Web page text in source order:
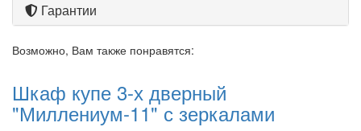
Гарантии
Возможно, Вам также понравятся:
Шкаф купе 3-х дверный
"Миллениум-11" с зеркалами